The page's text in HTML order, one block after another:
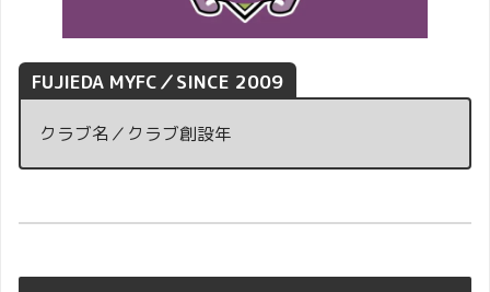
FUJIEDA MYFC／SINCE 2009
クラブ名／クラブ創設年